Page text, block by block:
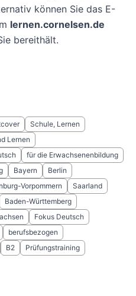
können Sie das E-
lernen.cornelsen.de
bereithält.
Schule, Lernen
Lernen
für die Erwachsenenbildung
Bayern
Berlin
Vorpommern
Saarland
Baden-Württemberg
Fokus Deutsch
berufsbezogen
B2 Prüfungstraining